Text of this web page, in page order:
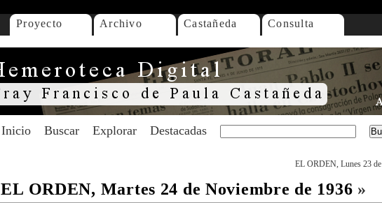
Proyecto Archivo Castañeda Consulta
Inicio Buscar Explorar Destacadas
EL ORDEN, Lunes 23
EL ORDEN, Martes 24 de Noviembre de 1936 »